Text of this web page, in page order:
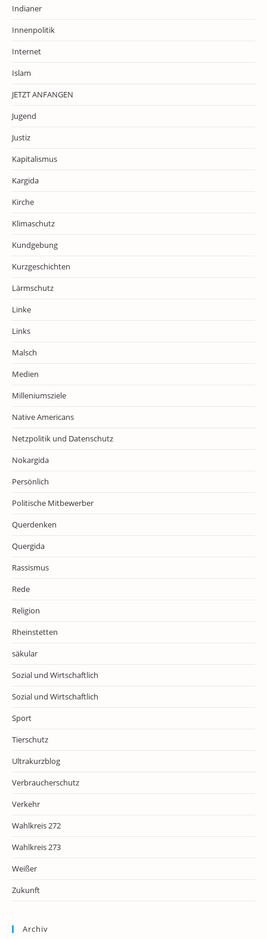
Indianer
Innenpolitik
Internet
Islam
JETZT ANFANGEN
Jugend
Justiz
Kapitalismus
Kargida
Kirche
Klimaschutz
Kundgebung
Kurzgeschichten
Lärmschutz
Linke
Links
Malsch
Medien
Milleniumsziele
Native Americans
Netzpolitik und Datenschutz
Nokargida
Persönlich
Politische Mitbewerber
Querdenken
Quergida
Rassismus
Rede
Religion
Rheinstetten
säkular
Sozial und Wirtschaftlich
Sozial und Wirtschaftlich
Sport
Tierschutz
Ultrakurzblog
Verbraucherschutz
Verkehr
Wahlkreis 272
Wahlkreis 273
Weißer
Zukunft
Archiv